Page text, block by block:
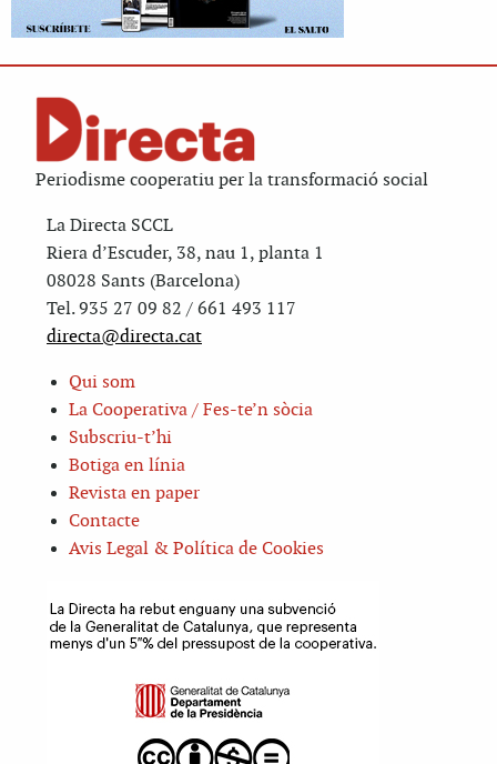
Periodisme cooperatiu per la transformació social
La Directa SCCL
Riera d’Escuder, 38, nau 1, planta 1
08028 Sants (Barcelona)
Tel. 935 27 09 82 / 661 493 117
directa@directa.cat
Qui som
La Cooperativa / Fes-te’n sòcia
Subscriu-t’hi
Botiga en línia
Revista en paper
Contacte
Avis Legal & Política de Cookies